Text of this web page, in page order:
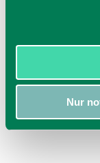
Nur